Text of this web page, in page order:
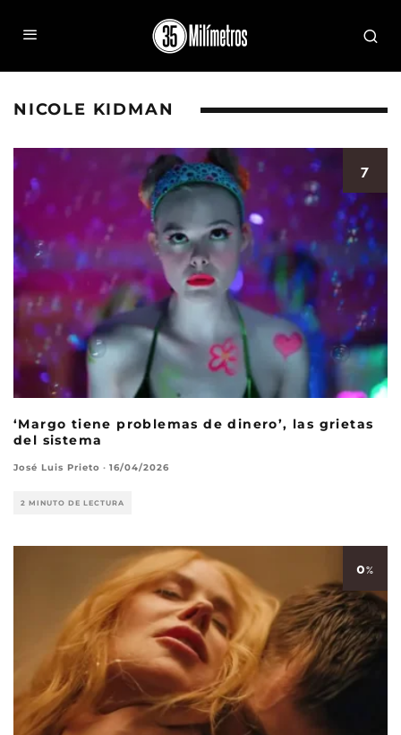
NICOLE KIDMAN
7
‘Margo tiene problemas de dinero’, las grietas
del sistema
José Luis Prieto · 16/04/2026
2 MINUTO DE LECTURA
0%